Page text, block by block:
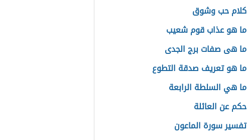
كلام حب وشوق
ما هو عذاب قوم شعيب
ما هى صفات برج الجدى
ما هو تعريف صدقة التطوع
ما هي السلطة الرابعة
حكم عن العائلة
تفسير سورة الماعون